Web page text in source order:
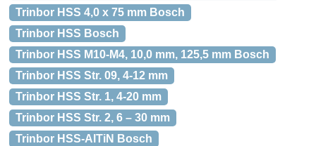
Trinbor HSS 4,0 x 75 mm Bosch
Trinbor HSS Bosch
Trinbor HSS M10-M4, 10,0 mm, 125,5 mm Bosch
Trinbor HSS Str. 09, 4-12 mm
Trinbor HSS Str. 1, 4-20 mm
Trinbor HSS Str. 2, 6 – 30 mm
Trinbor HSS-AlTiN Bosch